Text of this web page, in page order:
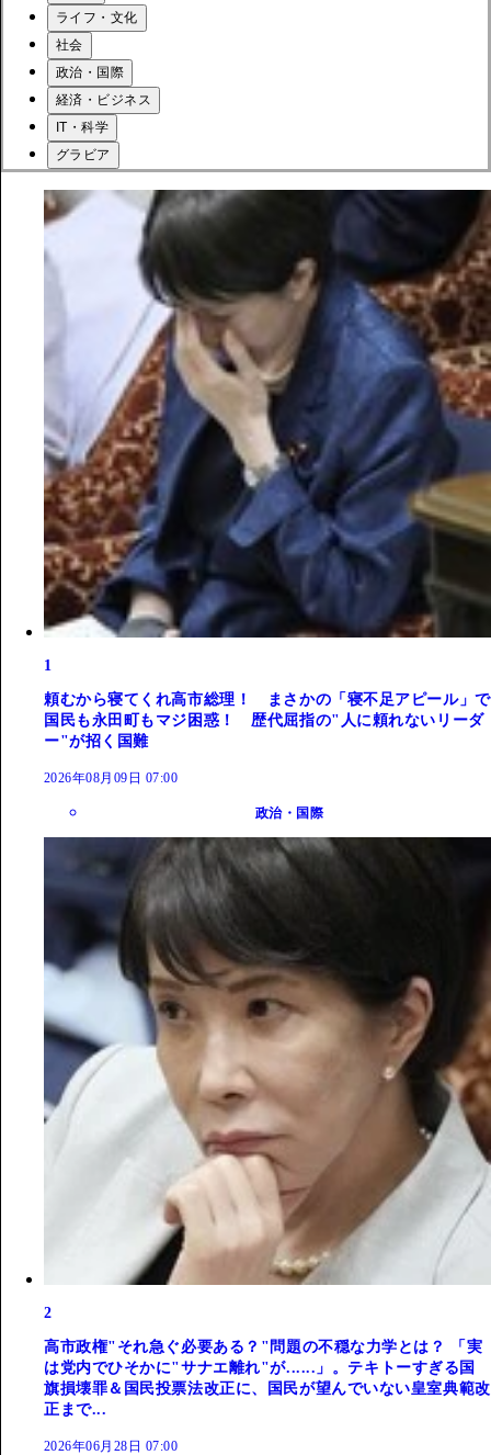
ライフ・文化
社会
政治・国際
経済・ビジネス
IT・科学
グラビア
1
頼むから寝てくれ高市総理！ まさかの「寝不足アピール」で
国民も永田町もマジ困惑！ 歴代屈指の"人に頼れないリーダ
ー"が招く国難
2026年08月09日 07:00
政治・国際
2
高市政権"それ急ぐ必要ある？"問題の不穏な力学とは？ 「実
は党内でひそかに"サナエ離れ"が......」。テキトーすぎる国
旗損壊罪＆国民投票法改正に、国民が望んでいない皇室典範改
正まで...
2026年06月28日 07:00